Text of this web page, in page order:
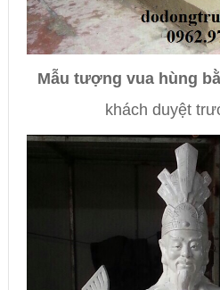
Mẫu tượng vua hùng
khách duyệt